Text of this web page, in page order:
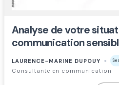
Analyse de votre
communication
LAURENCE-MARINE DUPOUY
Consultante en communication